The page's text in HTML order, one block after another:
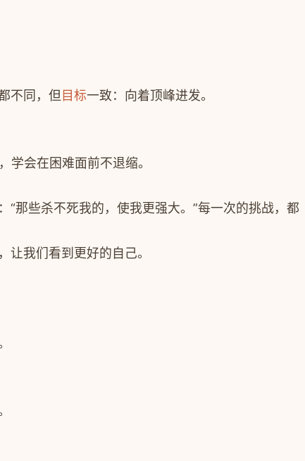
不同，但目标一致：向着顶峰进发。
学会在困难面前不退缩。
那些杀不死我的，使我更强大。”每一次的挑战，都
，让我们看到更好的自己。